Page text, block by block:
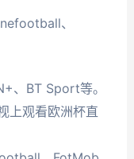
、
、BT Sport等。
上观看欧洲杯直